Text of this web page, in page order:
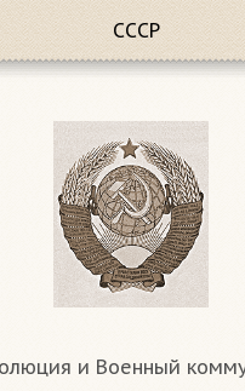
СССР
и Военный